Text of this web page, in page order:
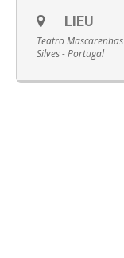
LIEU
Teatro
Silves - Portugal